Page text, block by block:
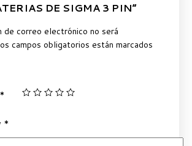
DE SIGMA 3 PIN”
de correo electrónico no será
campos obligatorios están marcados
*
*